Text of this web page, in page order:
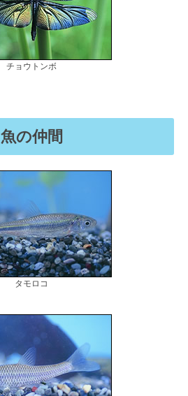
チョウトンボ
魚の仲間
タモロコ